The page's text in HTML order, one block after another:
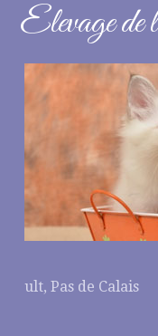
Elevage de
ult, Pas de Calais